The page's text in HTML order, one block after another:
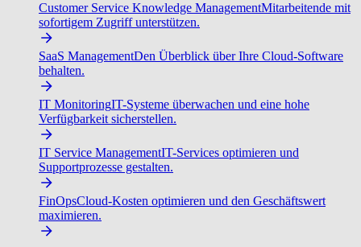
Customer Service Knowledge ManagementMitarbeitende mit
sofortigem Zugriff unterstützen.
SaaS ManagementDen Überblick über Ihre Cloud-Software
behalten.
IT MonitoringIT-Systeme überwachen und eine hohe
Verfügbarkeit sicherstellen.
IT Service ManagementIT-Services optimieren und
Supportprozesse gestalten.
FinOpsCloud-Kosten optimieren und den Geschäftswert
maximieren.